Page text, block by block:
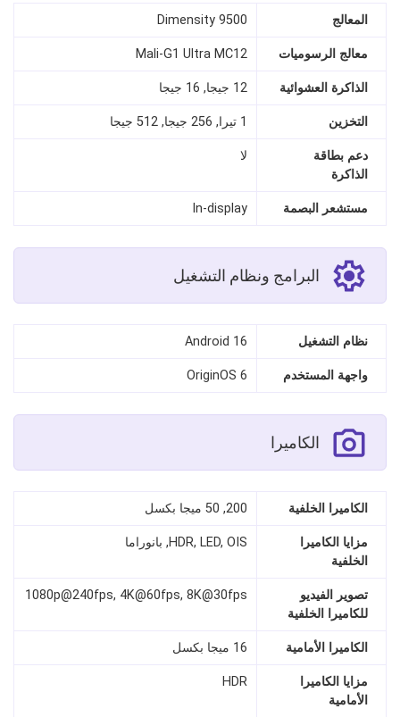
المعالج Dimensity 9500
معالج الرسوميات Mali-G1 Ultra MC12
الذاكرة العشوائية 12 جيجا, 16 جيجا
التخزين 1 تيرا, 256 جيجا, 512 جيجا
دعم بطاقة
الذاكرة
لا
مستشعر البصمة In-display
البرامج ونظام التشغيل
نظام التشغيل Android 16
واجهة المستخدم OriginOS 6
الكاميرا
الكاميرا الخلفية 200, 50 ميجا بكسل
مزايا الكاميرا
الخلفية
HDR, LED, OIS, بانوراما
تصوير الفيديو
للكاميرا الخلفية
1080p@240fps, 4K@60fps, 8K@30fps
الكاميرا الأمامية 16 ميجا بكسل
مزايا الكاميرا
الأمامية
HDR